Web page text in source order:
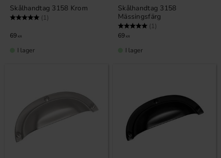
Skålhandtag 3158 Krom
Betyg: (1)
69 KR
I lager
Skålhandtag 3158
Mässingsfärg
Betyg: (1)
69 KR
I lager